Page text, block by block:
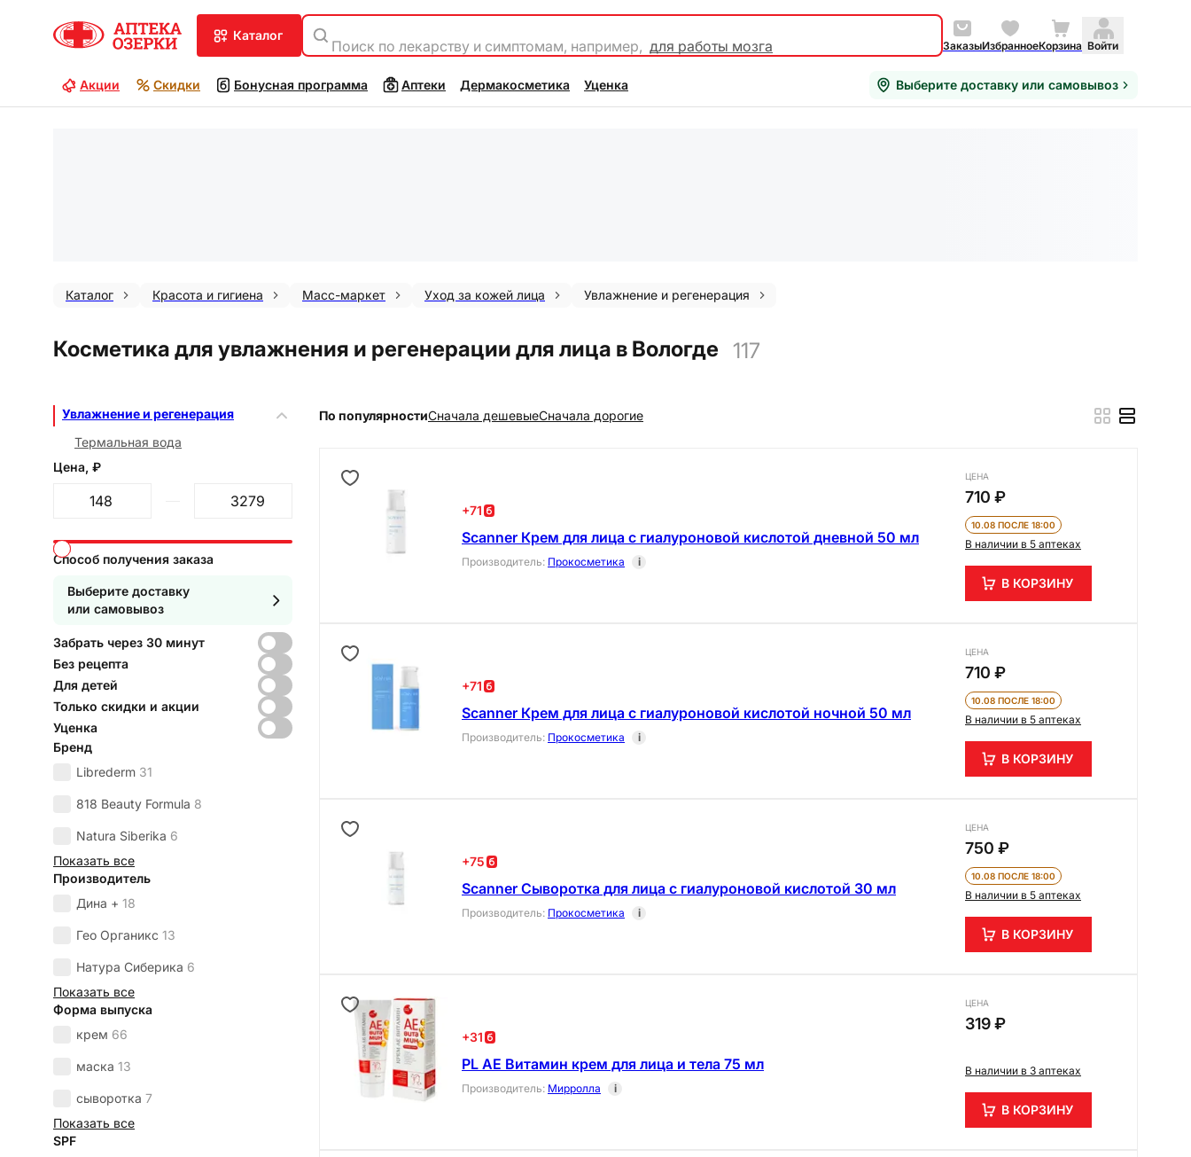
каталог
Поиск по лекарству и симптомам, например, для работы мозга ЗаказыИзбранноеКорзина Войти
Акции Скидки Бонусная программа Аптеки Дермакосметика Уценка Выберите доставку или самовывоз
Каталог Красота и гигиена Масс-маркет Уход за кожей лица Увлажнение и регенерация
Косметика для увлажнения и регенерации для лица в Вологде 117
Увлажнение и регенерация
Термальная вода
Цена, ₽
Способ получения заказа
Выберите доставку
или самовывоз
Забрать через 30 минут
Без рецепта
Для детей
Только скидки и акции
Уценка
Бренд
Librederm 31
818 Beauty Formula 8
Natura Siberika 6
Показать все
Производитель
Дина + 18
Гео Органикс 13
Натура Сиберика 6
Показать все
Форма выпуска
крем 66
маска 13
сыворотка 7
Показать все
SPF
По популярностиCначала дешевыеCначала дорогие
+71
Scanner Крем для лица с гиалуроновой кислотой дневной 50 мл
Производитель: Прокосметика i
ЦЕНА
710 ₽
10.08 ПОСЛЕ 18:00
В наличии в 5 аптеках
В КОРЗИНУ
+71
Scanner Крем для лица с гиалуроновой кислотой ночной 50 мл
Производитель: Прокосметика i
ЦЕНА
710 ₽
10.08 ПОСЛЕ 18:00
В наличии в 5 аптеках
В КОРЗИНУ
+75
Scanner Сыворотка для лица с гиалуроновой кислотой 30 мл
Производитель: Прокосметика i
ЦЕНА
750 ₽
10.08 ПОСЛЕ 18:00
В наличии в 5 аптеках
В КОРЗИНУ
+31
PL АЕ Витамин крем для лица и тела 75 мл
Производитель: Мирролла i
ЦЕНА
319 ₽
В наличии в 3 аптеках
В КОРЗИНУ